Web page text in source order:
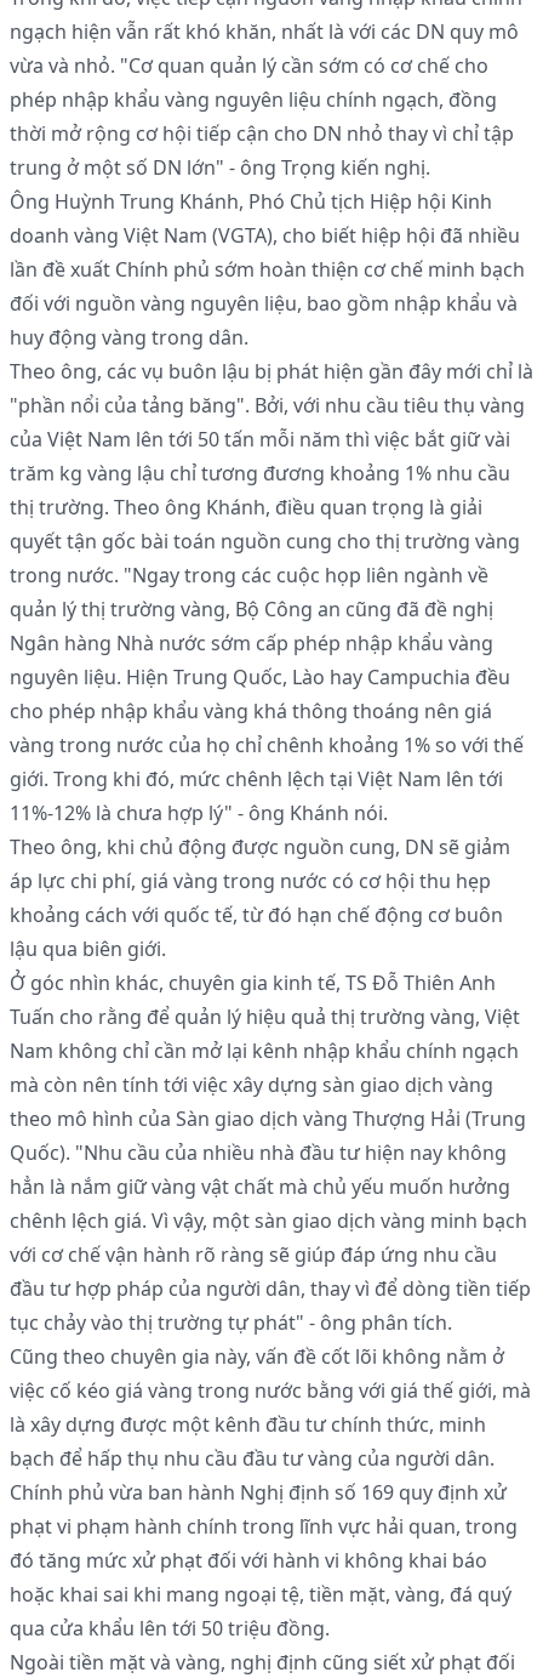
ngạch hiện vẫn rất khó khăn, nhất là với các DN quy mô
vừa và nhỏ. "Cơ quan quản lý cần sớm có cơ chế cho
phép nhập khẩu vàng nguyên liệu chính ngạch, đồng
thời mở rộng cơ hội tiếp cận cho DN nhỏ thay vì chỉ tập
trung ở một số DN lớn" - ông Trọng kiến nghị.
Ông Huỳnh Trung Khánh, Phó Chủ tịch Hiệp hội Kinh
doanh vàng Việt Nam (VGTA), cho biết hiệp hội đã nhiều
lần đề xuất Chính phủ sớm hoàn thiện cơ chế minh bạch
đối với nguồn vàng nguyên liệu, bao gồm nhập khẩu và
huy động vàng trong dân.
Theo ông, các vụ buôn lậu bị phát hiện gần đây mới chỉ là
"phần nổi của tảng băng". Bởi, với nhu cầu tiêu thụ vàng
của Việt Nam lên tới 50 tấn mỗi năm thì việc bắt giữ vài
trăm kg vàng lậu chỉ tương đương khoảng 1% nhu cầu
thị trường. Theo ông Khánh, điều quan trọng là giải
quyết tận gốc bài toán nguồn cung cho thị trường vàng
trong nước. "Ngay trong các cuộc họp liên ngành về
quản lý thị trường vàng, Bộ Công an cũng đã đề nghị
Ngân hàng Nhà nước sớm cấp phép nhập khẩu vàng
nguyên liệu. Hiện Trung Quốc, Lào hay Campuchia đều
cho phép nhập khẩu vàng khá thông thoáng nên giá
vàng trong nước của họ chỉ chênh khoảng 1% so với thế
giới. Trong khi đó, mức chênh lệch tại Việt Nam lên tới
11%-12% là chưa hợp lý" - ông Khánh nói.
Theo ông, khi chủ động được nguồn cung, DN sẽ giảm
áp lực chi phí, giá vàng trong nước có cơ hội thu hẹp
khoảng cách với quốc tế, từ đó hạn chế động cơ buôn
lậu qua biên giới.
Ở góc nhìn khác, chuyên gia kinh tế, TS Đỗ Thiên Anh
Tuấn cho rằng để quản lý hiệu quả thị trường vàng, Việt
Nam không chỉ cần mở lại kênh nhập khẩu chính ngạch
mà còn nên tính tới việc xây dựng sàn giao dịch vàng
theo mô hình của Sàn giao dịch vàng Thượng Hải (Trung
Quốc). "Nhu cầu của nhiều nhà đầu tư hiện nay không
hẳn là nắm giữ vàng vật chất mà chủ yếu muốn hưởng
chênh lệch giá. Vì vậy, một sàn giao dịch vàng minh bạch
với cơ chế vận hành rõ ràng sẽ giúp đáp ứng nhu cầu
đầu tư hợp pháp của người dân, thay vì để dòng tiền tiếp
tục chảy vào thị trường tự phát" - ông phân tích.
Cũng theo chuyên gia này, vấn đề cốt lõi không nằm ở
việc cố kéo giá vàng trong nước bằng với giá thế giới, mà
là xây dựng được một kênh đầu tư chính thức, minh
bạch để hấp thụ nhu cầu đầu tư vàng của người dân.
Chính phủ vừa ban hành Nghị định số 169 quy định xử
phạt vi phạm hành chính trong lĩnh vực hải quan, trong
đó tăng mức xử phạt đối với hành vi không khai báo
hoặc khai sai khi mang ngoại tệ, tiền mặt, vàng, đá quý
qua cửa khẩu lên tới 50 triệu đồng.
Ngoài tiền mặt và vàng, nghị định cũng siết xử phạt đối